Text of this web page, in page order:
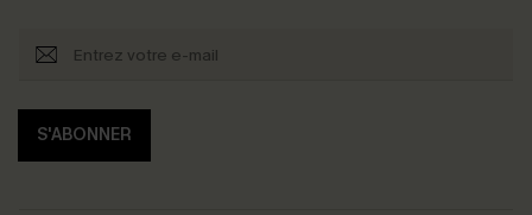
S'ABONNER